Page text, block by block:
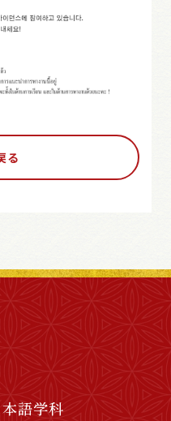
る
語学科